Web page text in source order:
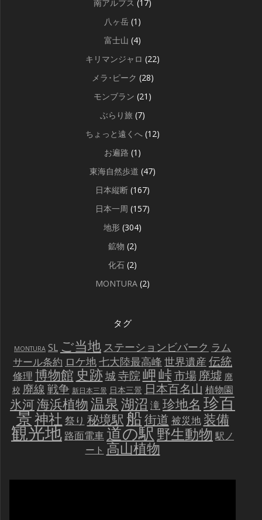
南アルプス (17)
八ヶ岳 (1)
富士山 (4)
キリマンジャロ (22)
メラ･ピーク (28)
モンブラン (21)
ぶらり旅 (7)
ちょっと遠くへ (12)
お遍路 (1)
東海自然歩道 (47)
日本縦断 (167)
日本一周 (157)
地形 (304)
鉱物 (2)
化石 (2)
MONTURA (2)
タグ
MONTURA SL ご当地 ステーションビバーク ラム
サール条約 ロケ地七大陸最高峰 世界遺産 伝統
修理 博物館 史跡城寺院岬峠市場 廃墟 廃
校 廃線戦争 新日本三景 日本三景 日本百名山 植物園
氷河海浜植物温泉湖沼 滝珍地名 珍百
景神社 祭り 秘境駅船街道 被災地 装備
観光地 路面電車道の駅野生動物 駅ノ
ート 高山植物